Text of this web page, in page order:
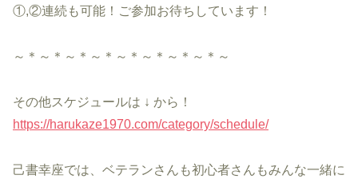
①,②連続も可能！ご参加お待ちしています！
～＊～＊～＊～＊～＊～＊～＊～＊～
その他スケジュールは ↓ から！
https://harukaze1970.com/category/schedule/
己書幸座では、ベテランさんも初心者さんもみんな一緒に